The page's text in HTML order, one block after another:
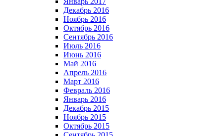
Декабрь 2016
Ноябрь 2016
Октябрь 2016
Сентябрь 2016
Июль 2016
Июнь 2016
Май 2016
Апрель 2016
Март 2016
Февраль 2016
Январь 2016
Декабрь 2015
Ноябрь 2015
Октябрь 2015